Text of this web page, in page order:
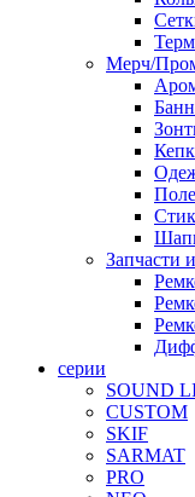
Мерч/
Запчасти
серии
SOUND
CUSTOM
SKIF
SARMAT
PRO